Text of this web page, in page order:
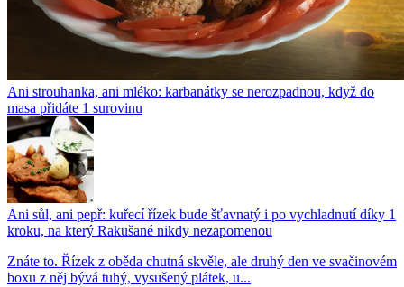
Ani strouhanka, ani mléko: karbanátky se nerozpadnou, když do
masa přidáte 1 surovinu
Ani sůl, ani pepř: kuřecí řízek bude šťavnatý i po vychladnutí díky 1
kroku, na který Rakušané nikdy nezapomenou
Znáte to. Řízek z oběda chutná skvěle, ale druhý den ve svačinovém
boxu z něj bývá tuhý, vysušený plátek, u...